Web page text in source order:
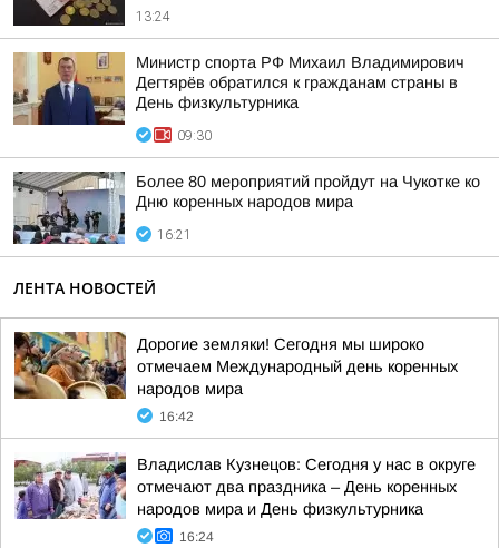
13:24
Министр спорта РФ Михаил Владимирович
Дегтярёв обратился к гражданам страны в
День физкультурника
09:30
Более 80 мероприятий пройдут на Чукотке ко
Дню коренных народов мира
16:21
ЛЕНТА НОВОСТЕЙ
Дорогие земляки! Сегодня мы широко
отмечаем Международный день коренных
народов мира
16:42
Владислав Кузнецов: Сегодня у нас в округе
отмечают два праздника – День коренных
народов мира и День физкультурника
16:24